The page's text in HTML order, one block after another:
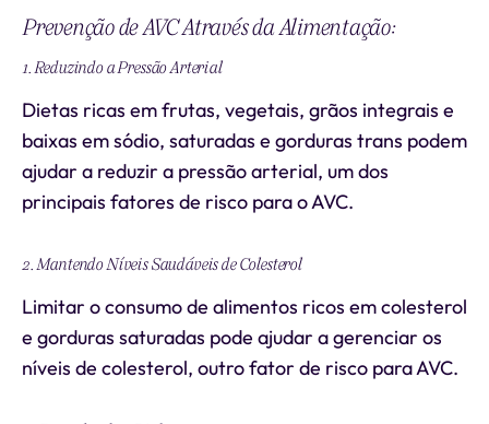
Prevenção de AVC Através da Alimentação:
1. Reduzindo a Pressão Arterial
Dietas ricas em frutas, vegetais, grãos integrais e
baixas em sódio, saturadas e gorduras trans podem
ajudar a reduzir a pressão arterial, um dos
principais fatores de risco para o AVC.
2. Mantendo Níveis Saudáveis de Colesterol
Limitar o consumo de alimentos ricos em colesterol
e gorduras saturadas pode ajudar a gerenciar os
níveis de colesterol, outro fator de risco para AVC.